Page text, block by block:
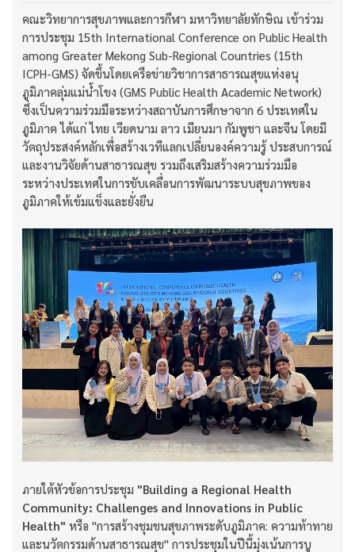
คณะวิทยาการสุขภาพและการกีฬา มหาวิทยาลัยทักษิณ เข้าร่วม
การประชุม 15th International Conference on Public Health
among Greater Mekong Sub-Regional Countries (15th
ICPH-GMS) จัดขึ้นโดยเครือข่ายวิชาการสาธารณสุขแห่งอนุ
ภูมิภาคลุ่มแม่น้ำโขง (GMS Public Health Academic Network)
ซึ่งเป็นความร่วมมือระหว่างสถาบันการศึกษาจาก 6 ประเทศใน
ภูมิภาค ได้แก่ ไทย เวียดนาม ลาว เมียนมา กัมพูชา และจีน โดยมี
วัตถุประสงค์หลักเพื่อสร้างเวทีแลกเปลี่ยนองค์ความรู้ ประสบการณ์
และงานวิจัยด้านสาธารณสุข รวมถึงเสริมสร้างความร่วมมือ
ระหว่างประเทศในการขับเคลื่อนการพัฒนาระบบสุขภาพของ
ภูมิภาคให้เข้มแข็งและยั่งยืน
ภายใต้หัวข้อการประชุม "Building a Regional Health
Community: Challenges and Innovations in Public
Health" หรือ "การสร้างชุมชนสุขภาพระดับภูมิภาค: ความท้าทาย
และนวัตกรรมด้านสาธารณสุข" การประชุมในปีนี้มุ่งเน้นการบู